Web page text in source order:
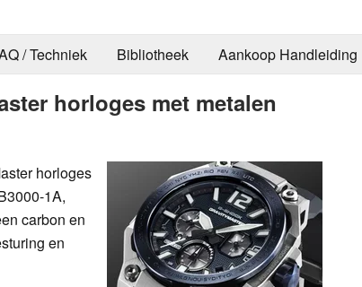
/ Techniek Bibliotheek Aankoop Handleiding
horloges met metalen
horloges
1A,
carbon en
en